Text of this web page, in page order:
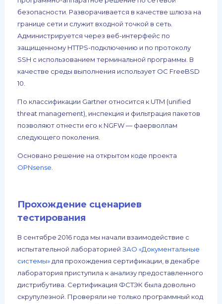
безопасности. Разворачивается в качестве шлюза на
границе сети и служит входной точкой в сеть.
Администрируется через веб-интерфейс по
защищенному HTTPS-подключению и по протоколу
SSH с использованием терминальной программы. В
качестве среды выполнения использует ОС FreeBSD
10.
По классификации Gartner относится к UTM (unified
threat management), инспекция и фильтрация пакетов
позволяют отнести его к NGFW — фаерволлам
следующего поколения.
Основано решение на открытом коде проекта
OPNsense.
Прохождение сценариев
тестирования
В сентябре 2016 года мы начали взаимодействие с
испытательной лабораторией ЗАО «Документальные
системы»для прохождения сертификации, в декабре
лаборатория приступила к анализу предоставленного
дистрибутива. Сертификация ФСТЭК была довольно
скрупулезной. Проверяли не только программный код